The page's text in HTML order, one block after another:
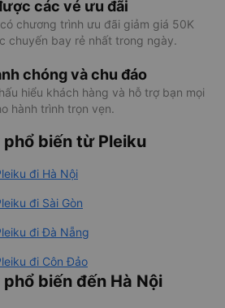
các vé ưu đãi
chương trình ưu đãi giảm giá 50K
chuyến bay rẻ nhất trong ngày.
chóng và chu đáo
hiểu khách hàng và hỗ trợ bạn mọi
hành trình trọn vẹn.
biến từ Pleiku
đi Hà Nội
đi Sài Gòn
đi Đà Nẵng
đi Côn Đảo
biến đến Hà Nội